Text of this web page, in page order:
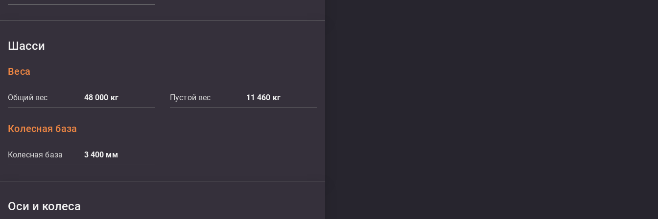
Шасси
Веса
Общий вес 48 000 кг Пустой вес 11 460 кг
Колесная база
Колесная база 3 400 мм
Оси и колеса